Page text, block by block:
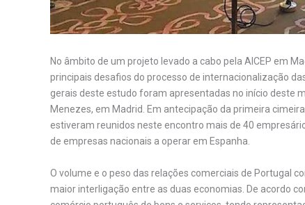
No âmbito de um projeto levado a cabo pela AICEP em
principais desafios do processo de internacionalização
gerais deste estudo foram apresentadas no início deste
Menezes, em Madrid. Em antecipação da primeira
estiveram reunidos neste encontro mais de 40
de empresas nacionais a operar em Espanha.
O volume e o peso das relações comerciais de Portugal
maior interligação entre as duas economias. De acordo